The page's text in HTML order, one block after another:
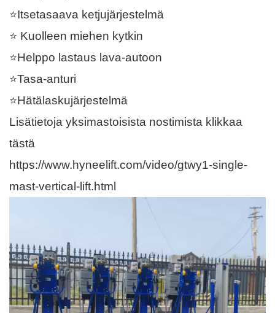
⭐Itsetasaava ketjujärjestelmä
⭐ Kuolleen miehen kytkin
⭐Helppo lastaus lava-autoon
⭐Tasa-anturi
⭐Hätälaskujärjestelmä
Lisätietoja yksimastoisista nostimista klikkaa
tästä
https://www.hyneelift.com/video/gtwy1-single-
mast-vertical-lift.html